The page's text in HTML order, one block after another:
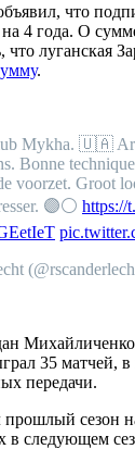
что
4 года. О
луганская
.
Mykha. 🇺🇦
Bonne
voorzet. Groot
🟣⚪ https://
Михайличенко
35 матчей,
передачи.
прошлый сезон
в следующем